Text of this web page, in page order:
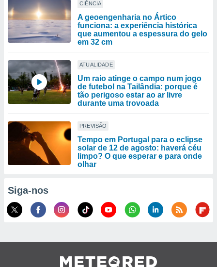
CIÊNCIA
A geoengenharia no Ártico
funciona: a experiência histórica
que aumentou a espessura do gelo
em 32 cm
ATUALIDADE
Um raio atinge o campo num jogo
de futebol na Tailândia: porque é
tão perigoso estar ao ar livre
durante uma trovoada
PREVISÃO
Tempo em Portugal para o eclipse
solar de 12 de agosto: haverá céu
limpo? O que esperar e para onde
olhar
Siga-nos